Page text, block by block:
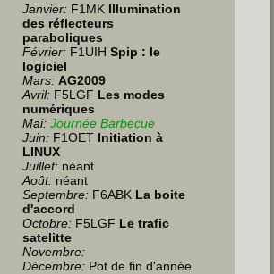
Janvier: F1MK Illumination
des réflecteurs
paraboliques
Février: F1UIHSpip : le
logiciel
Mars:AG2009
Avril: F5LGF Les modes
numériques
Mai: Journée Barbecue
Juin: F1OET Initiation à
LINUX
Juillet: néant
Août: néant
Septembre: F6ABK La boite
d'accord
Octobre: F5LGF Le trafic
satelitte
Novembre:
Décembre: Pot de fin d'année